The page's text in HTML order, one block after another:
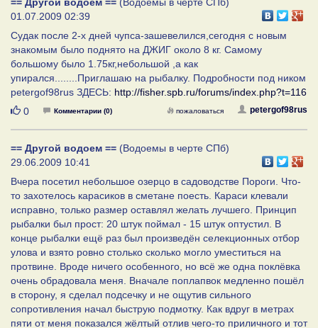
01.07.2009 02:39
Судак после 2-х дней чупса-зашевелился,сегодня с новым
знакомым было поднято на ДЖИГ около 8 кг. Самому
большому было 1.75кг,небольшой ,а как
упирался........Приглашаю на рыбалку. Подробности под ником
petergof98rus ЗДЕСЬ: http://fisher.spb.ru/forums/index.php?t=116
Нравится
0 Комментарии (0) petergof98rus
пожаловаться
== Другой водоем == (Водоемы в черте СПб)
29.06.2009 10:41
Вчера посетил небольшое озерцо в садоводстве Пороги. Что-
то захотелось карасиков в сметане поесть. Караси клевали
исправно, только размер оставлял желать лучшего. Принцип
рыбалки был прост: 20 штук поймал - 15 штук оптустил. В
конце рыбалки ещё раз был произведён селекционных отбор
улова и взято ровно столько сколько могло уместиться на
протвине. Вроде ничего особенного, но всё же одна поклёвка
очень обрадовала меня. Вначале поплапвок медленно пошёл
в сторону, я сделал подсечку и не ощутив сильного
сопротивления начал быструю подмотку. Как вдруг в метрах
пяти от меня показался жёлтый отлив чего-то приличного и тот